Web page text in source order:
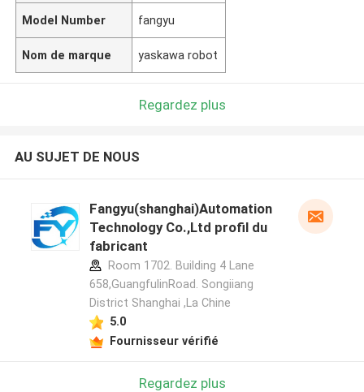
Model Number fangyu
Nom de marque yaskawa robot
Regardez plus
AU SUJET DE NOUS
Fangyu(shanghai)Automation
Technology Co.,Ltd profil du
fabricant
Room 1702. Building 4 Lane
658,GuangfulinRoad. Songiiang
District Shanghai ,La Chine
5.0
Fournisseur vérifié
Regardez plus